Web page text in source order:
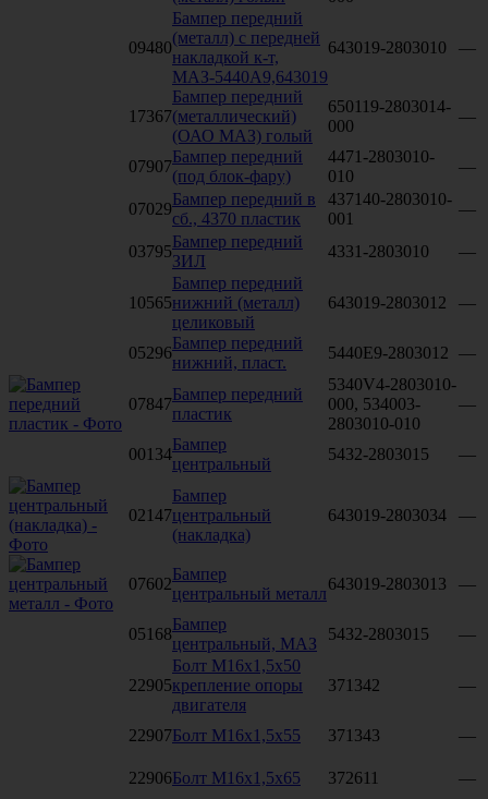
09480
Бампер передний
(металл) с передней
накладкой к-т,
МАЗ-5440А9,643019
643019-2803010 —
17367
Бампер передний
(металлический)
(ОАО МАЗ) голый
650119-2803014-
000
—
07907
Бампер передний
(под блок-фару)
4471-2803010-
010
—
07029
Бампер передний в
сб., 4370 пластик
437140-2803010-
001
—
03795
Бампер передний
ЗИЛ
4331-2803010 —
10565
Бампер передний
нижний (металл)
целиковый
643019-2803012 —
05296
Бампер передний
нижний, пласт.
5440Е9-2803012 —
07847
Бампер передний
пластик
5340V4-2803010-
000, 534003-
2803010-010
—
00134
Бампер
центральный
5432-2803015 —
02147
Бампер
центральный
(накладка)
643019-2803034 —
07602
Бампер
центральный металл
643019-2803013 —
05168
Бампер
центральный, МАЗ
5432-2803015 —
22905
Болт М16х1,5х50
крепление опоры
двигателя
371342 —
22907Болт М16х1,5х55 371343 —
22906Болт М16х1,5х65 372611 —